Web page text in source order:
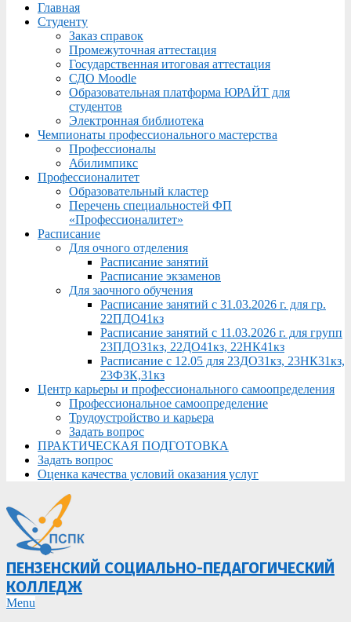
Menu
Главная
Студенту
Заказ справок
Промежуточная аттестация
Государственная итоговая аттестация
СДО Moodle
Образовательная платформа ЮРАЙТ для
студентов
Электронная библиотека
Чемпионаты профессионального мастерства
Профессионалы
Абилимпикс
Профессионалитет
Образовательный кластер
Перечень специальностей ФП
«Профессионалитет»
Расписание
Для очного отделения
Расписание занятий
Расписание экзаменов
Для заочного обучения
Расписание занятий с 31.03.2026 г. для гр.
22ПДО41кз
Расписание занятий с 11.03.2026 г. для групп
23ПДО31кз, 22ДО41кз, 22НК41кз
Расписание с 12.05 для 23ДО31кз, 23НК31кз,
23ФЗК,31кз
Центр карьеры и профессионального самоопределения
Профессиональное самоопределение
Трудоустройство и карьера
Задать вопрос
ПРАКТИЧЕСКАЯ ПОДГОТОВКА
Задать вопрос
Оценка качества условий оказания услуг
ПЕНЗЕНСКИЙ СОЦИАЛЬНО-ПЕДАГОГИЧЕСКИЙ
КОЛЛЕДЖ
Primary
Menu